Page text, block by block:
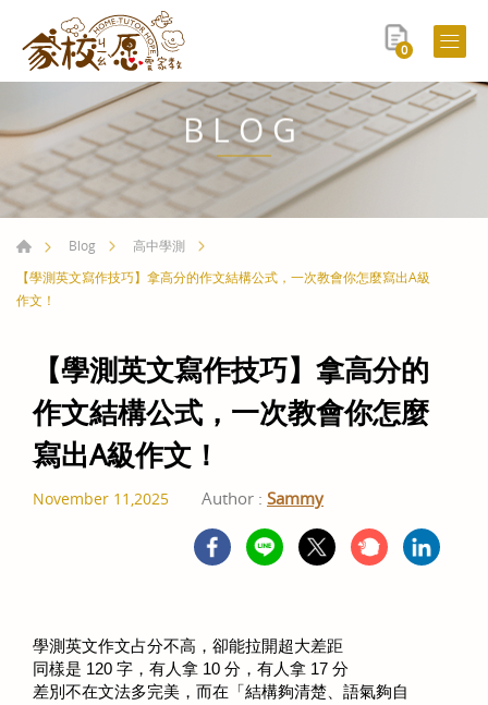
0
BLOG
Blog
高中學測
【學測英文寫作技巧】拿高分的作文結構公式，一次教會你怎麼寫出A級
作文！
【學測英文寫作技巧】拿高分的
作文結構公式，一次教會你怎麼
寫出A級作文！
November 11,2025 Author : Sammy
學測英文作文占分不高，卻能拉開超大差距
同樣是 120 字，有人拿 10 分，有人拿 17 分
差別不在文法多完美，而在「結構夠清楚、語氣夠自